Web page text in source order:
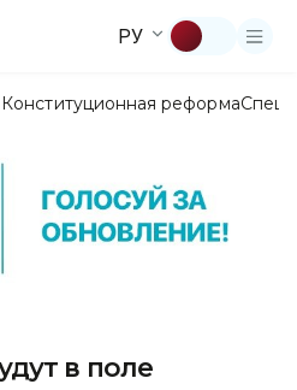
РУ
Конституционная реформа
в поле